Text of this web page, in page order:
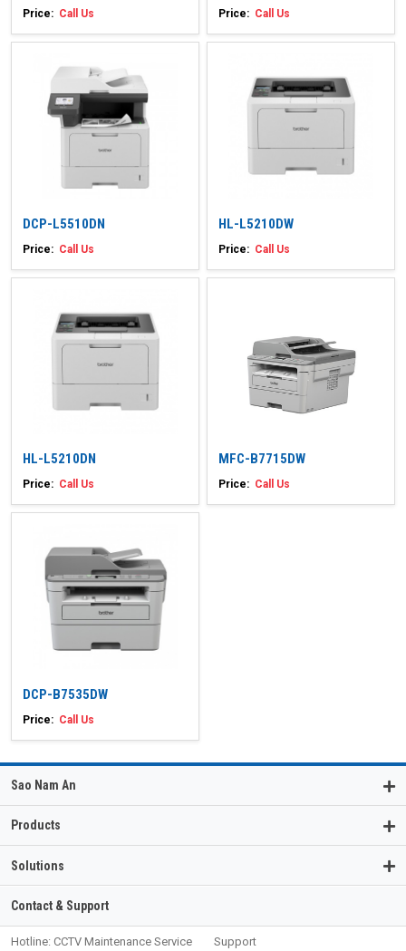
Price: Call Us Price: Call Us
DCP-L5510DN
Price: Call Us
HL-L5210DW
Price: Call Us
HL-L5210DN
Price: Call Us
MFC-B7715DW
Price: Call Us
DCP-B7535DW
Price: Call Us
Sao Nam An
Products
Solutions
Contact & Support
Hotline: CCTV Maintenance Service
Support